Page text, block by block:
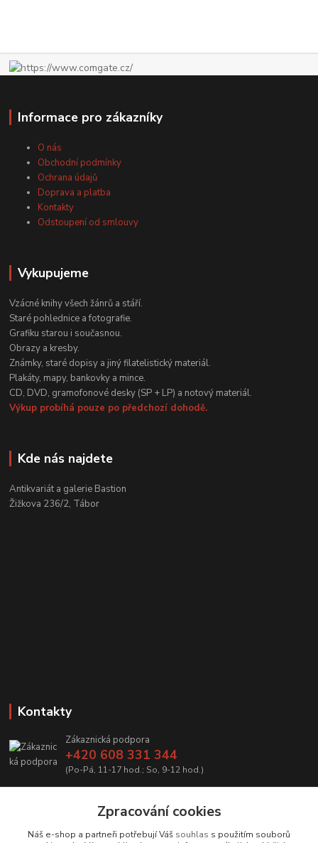
Informace pro zákazníky
O nás
Obchodní podmínky
Ochrana údajů
Doprava a platba
Kontakty
Odstoupení od smlouvy
Vykupujeme
Vzácné knihy všech žánrů a stáří.
Staré pohlednice a fotografie.
Grafiku starou i současnou.
Obrazy a kresby.
Známky, staré dopisy a jiný filatelistický materiál.
Plakáty, mapy, bankovky a mince.
CD, DVD, gramofonové desky (SP + LP) a notový materiál.
Výkup probíhá pouze po předchozí dohodě.
Kde nás najdete
Antikvariát a galerie Bastion
Žižkova 236/2, Tábor
Kontakty
Zákaznická podpora
+420 608 331 344
(Po-Pá, 11-17 hod.; So, 9-12 hod.)
Zpracování cookies
Náš e-shop a partneři potřebují Váš souhlas s použitím souborů